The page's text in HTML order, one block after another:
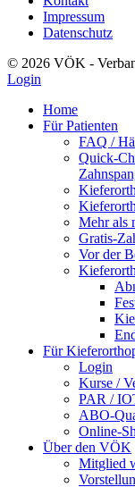
Impressum
Datenschutz
© 2026 VÖK -
Login
Home
Für Patienten
FAQ /
Quick-
Mehr als
Gratis-
Vor der
Für
Login
Kurse /
PAR /
ABO-
Online-
Über den VÖK
Mitglied